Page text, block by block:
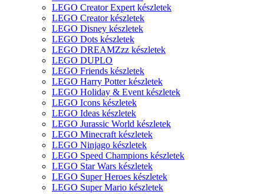
LEGO Creator Expert készletek
LEGO Creator készletek
LEGO Disney készletek
LEGO Dots készletek
LEGO DREAMZzz készletek
LEGO DUPLO
LEGO Friends készletek
LEGO Harry Potter készletek
LEGO Holiday & Event készletek
LEGO Icons készletek
LEGO Ideas készletek
LEGO Jurassic World készletek
LEGO Minecraft készletek
LEGO Ninjago készletek
LEGO Speed Champions készletek
LEGO Star Wars készletek
LEGO Super Heroes készletek
LEGO Super Mario készletek